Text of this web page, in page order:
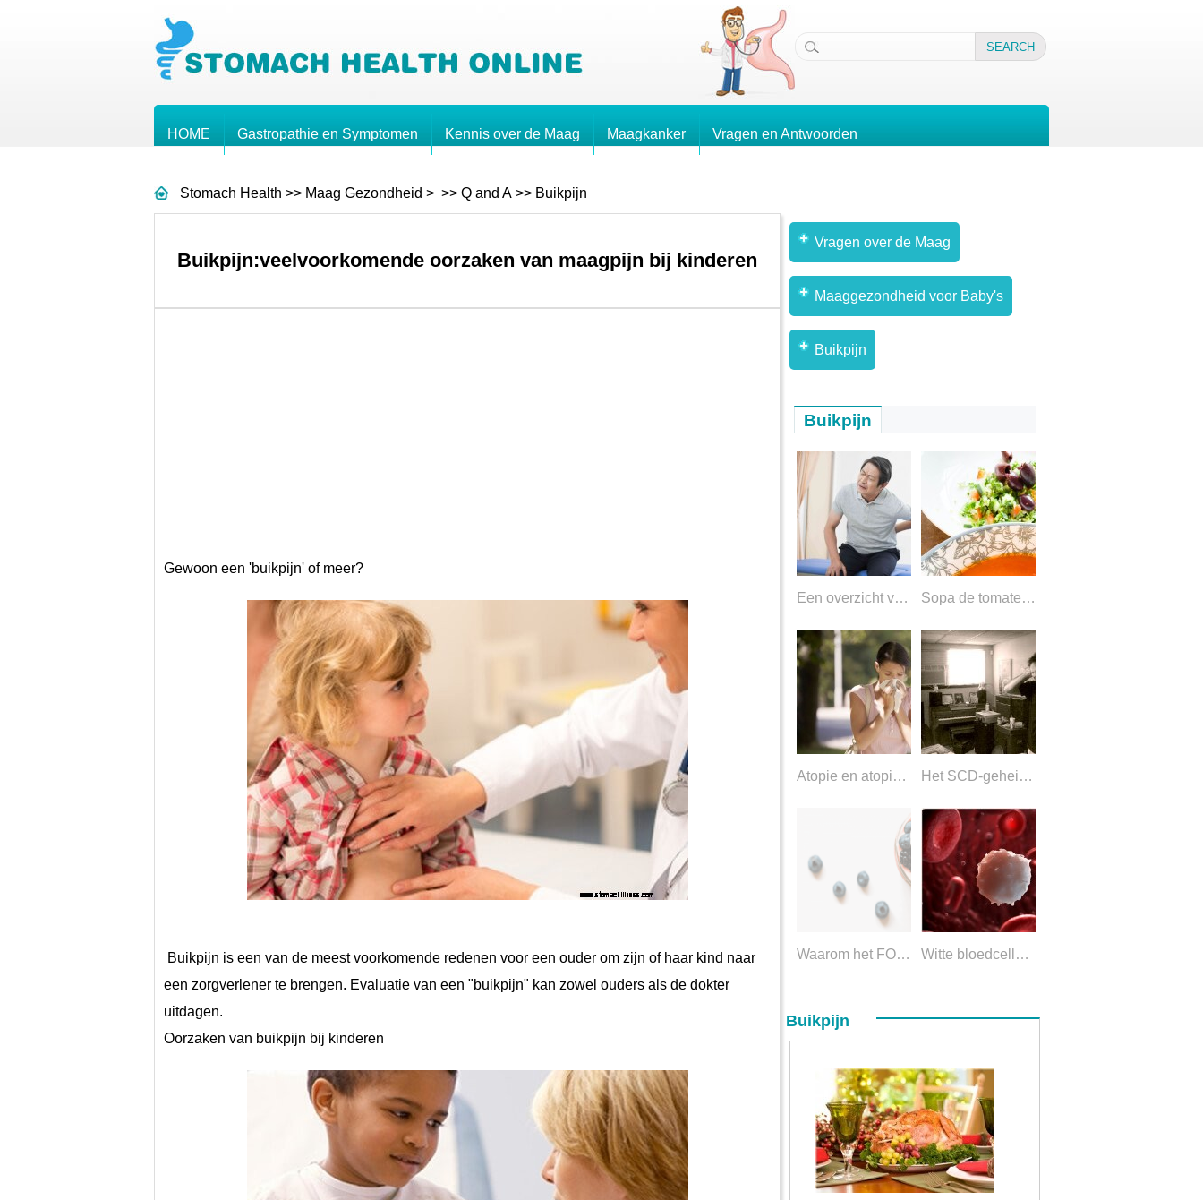
HOME Gastropathie en Symptomen Kennis over de Maag Maagkanker Vragen en Antwoorden
Stomach Health >> Maag Gezondheid > >> Q and A >> Buikpijn
Buikpijn:veelvoorkomende oorzaken van maagpijn bij kinderen
Gewoon een 'buikpijn' of meer?
een zorgverlener te brengen. Evaluatie van een "buikpijn" kan zowel ouders als de dokter
uitdagen.
Oorzaken van buikpijn bij kinderen
Vragen over de Maag
Maaggezondheid voor Baby's
Buikpijn
Buikpijn
Een overzicht van viscerale pijn Sopa de tomate y pimiento rojo asado
Atopie en atopische ziekte Het SCD-geheim van succes:hoe nieuwe voedingsmiddelen op de juiste manier te introduceren
Waarom het FODMAP-dieet niet meer werkt Witte bloedcellen en hun rol in de hersenen
Buikpijn